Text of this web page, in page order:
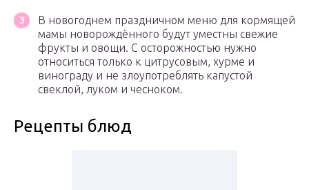
В новогоднем праздничном меню для кормящей
мамы новорождённого будут уместны свежие
фрукты и овощи. С осторожностью нужно
относиться только к цитрусовым, хурме и
винограду и не злоупотреблять капустой
свеклой, луком и чесноком.
Рецепты блюд